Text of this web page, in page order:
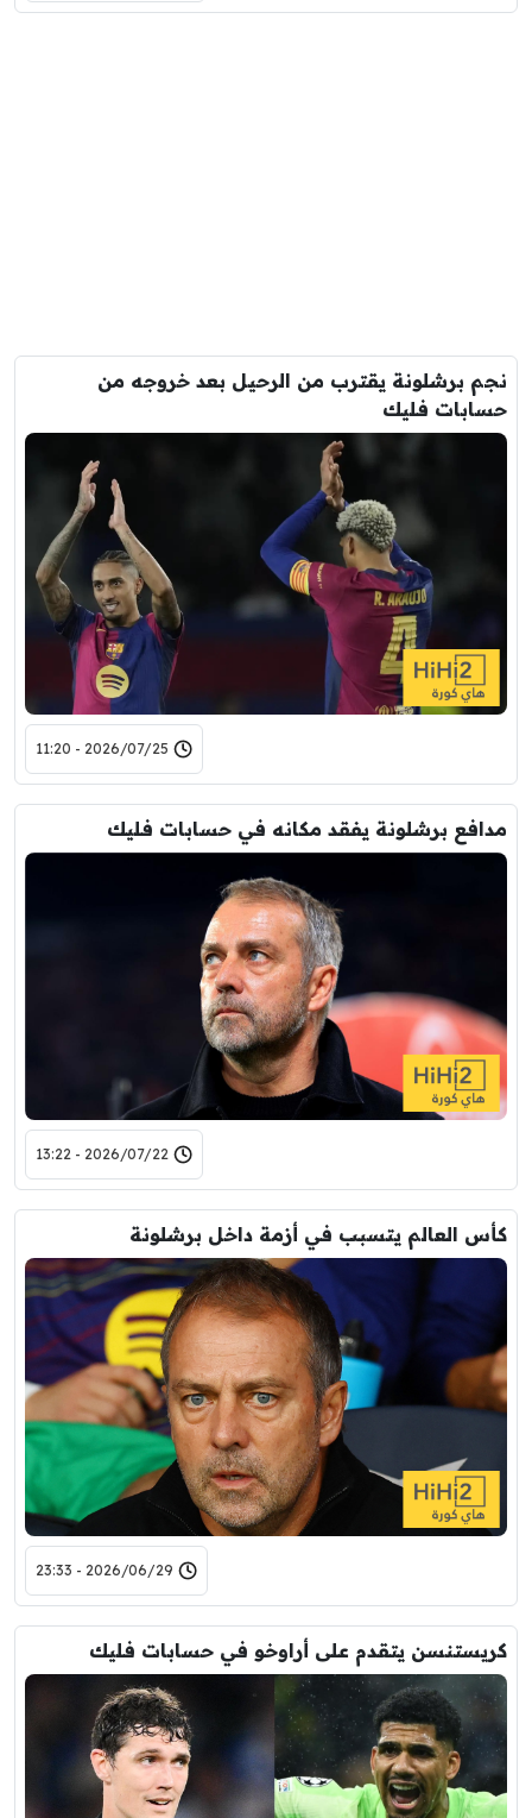
نجم برشلونة يقترب من الرحيل بعد خروجه من
حسابات فليك
2026/07/25 - 11:20
مدافع برشلونة يفقد مكانه في حسابات فليك
2026/07/22 - 13:22
كأس العالم يتسبب في أزمة داخل برشلونة
2026/06/29 - 23:33
كريستنسن يتقدم على أراوخو في حسابات فليك